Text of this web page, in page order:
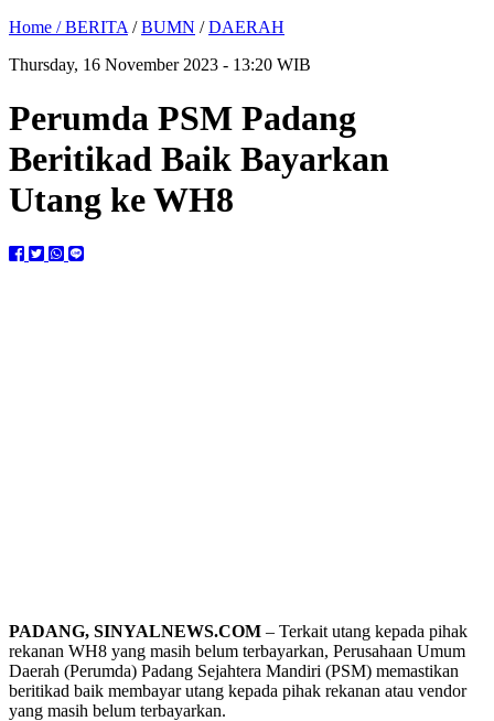
Home /BERITA /BUMN /DAERAH
Thursday, 16 November 2023 - 13:20 WIB
Perumda PSM Padang
Beritikad Baik Bayarkan
Utang ke WH8
PADANG, SINYALNEWS.COM – Terkait utang kepada pihak
rekanan WH8 yang masih belum terbayarkan, Perusahaan Umum
Daerah (Perumda) Padang Sejahtera Mandiri (PSM) memastikan
beritikad baik membayar utang kepada pihak rekanan atau vendor
yang masih belum terbayarkan.